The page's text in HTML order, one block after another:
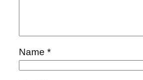
Name *